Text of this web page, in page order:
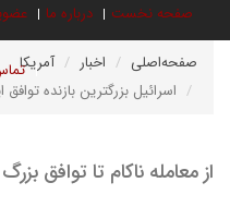
صفحه نخست درباره ما
صفحه‌اصلی اخبار
آمریکا
اسرائیل بزرگترین بازنده
از معامله ناکام تا توافق بزرگ